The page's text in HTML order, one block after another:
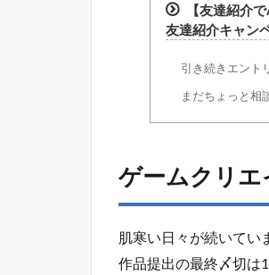
【友達紹介
友達紹介キャン
引き続きエント
まだちょっと相
ゲームクリエ
肌寒い日々が続いてい
作品提出の最終〆切は